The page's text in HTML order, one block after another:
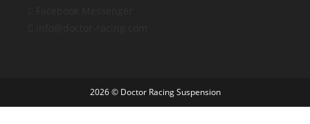
2026 © Doctor Racing Suspension